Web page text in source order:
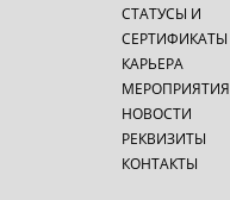
СТАТУСЫ И
СЕРТИФИКАТЫ
КАРЬЕРА
МЕРОПРИЯТИЯ
НОВОСТИ
РЕКВИЗИТЫ
КОНТАКТЫ